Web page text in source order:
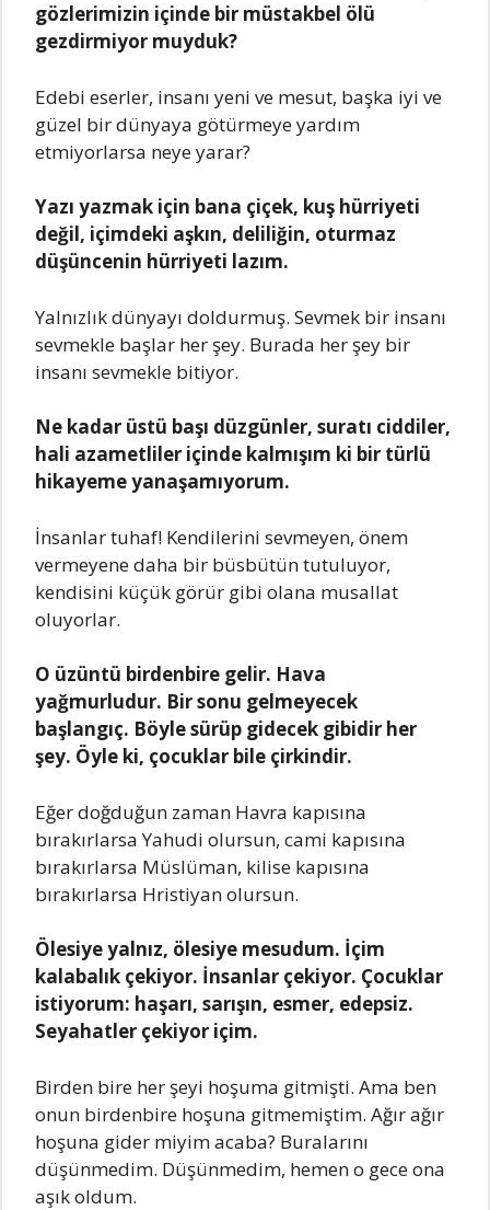
gözlerimizin içinde bir müstakbel ölü
gezdirmiyor muyduk?
Edebi eserler, insanı yeni ve mesut, başka iyi ve
güzel bir dünyaya götürmeye yardım
etmiyorlarsa neye yarar?
Yazı yazmak için bana çiçek, kuş hürriyeti
değil, içimdeki aşkın, deliliğin, oturmaz
düşüncenin hürriyeti lazım.
Yalnızlık dünyayı doldurmuş. Sevmek bir insanı
sevmekle başlar her şey. Burada her şey bir
insanı sevmekle bitiyor.
Ne kadar üstü başı düzgünler, suratı ciddiler,
hali azametliler içinde kalmışım ki bir türlü
hikayeme yanaşamıyorum.
İnsanlar tuhaf! Kendilerini sevmeyen, önem
vermeyene daha bir büsbütün tutuluyor,
kendisini küçük görür gibi olana musallat
oluyorlar.
O üzüntü birdenbire gelir. Hava
yağmurludur. Bir sonu gelmeyecek
başlangıç. Böyle sürüp gidecek gibidir her
şey. Öyle ki, çocuklar bile çirkindir.
Eğer doğduğun zaman Havra kapısına
bırakırlarsa Yahudi olursun, cami kapısına
bırakırlarsa Müslüman, kilise kapısına
bırakırlarsa Hristiyan olursun.
Ölesiye yalnız, ölesiye mesudum. İçim
kalabalık çekiyor. İnsanlar çekiyor. Çocuklar
istiyorum: haşarı, sarışın, esmer, edepsiz.
Seyahatler çekiyor içim.
Birden bire her şeyi hoşuma gitmişti. Ama ben
onun birdenbire hoşuna gitmemiştim. Ağır ağır
hoşuna gider miyim acaba? Buralarını
düşünmedim. Düşünmedim, hemen o gece ona
aşık oldum.